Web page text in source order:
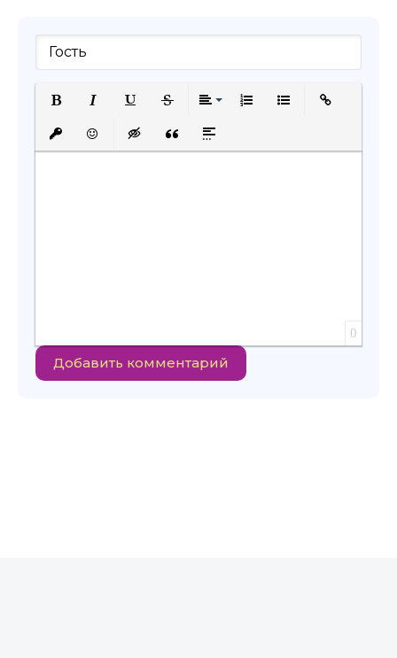
Подчеркнутый
Вставить защищенную ссылку
Вставить смайлик
Вставка скрытого текста
Вставка цитаты
Вставка спойлера
0
Добавить комментарий